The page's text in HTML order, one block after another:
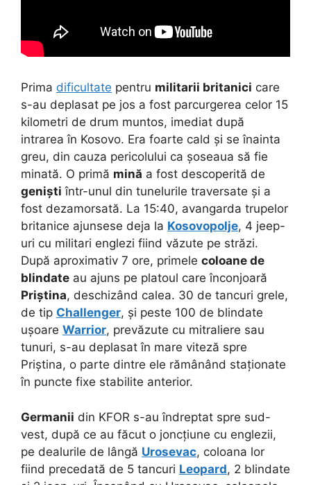
Prima dificultate pentru militarii britanici care
s-au deplasat pe jos a fost parcurgerea celor 15
kilometri de drum muntos, imediat după
intrarea în Kosovo. Era foarte cald și se înainta
greu, din cauza pericolului ca șoseaua să fie
minată. O primă mină a fost descoperită de
geniști într-unul din tunelurile traversate și a
fost dezamorsată. La 15:40, avangarda trupelor
britanice ajunsese deja la Kosovopolje, 4 jeep-
uri cu militari englezi fiind văzute pe străzi.
După aproximativ 7 ore, primele coloane de
blindate au ajuns pe platoul care înconjoară
Priștina, deschizând calea. 30 de tancuri grele,
de tip Challenger, și peste 100 de blindate
ușoare Warrior, prevăzute cu mitraliere sau
tunuri, s-au deplasat în mare viteză spre
Priștina, o parte dintre ele rămânând staționate
în puncte fixe stabilite anterior.
Germanii din KFOR s-au îndreptat spre sud-
vest, după ce au făcut o joncțiune cu englezii,
pe dealurile de lângă Urosevac, coloana lor
fiind precedată de 5 tancuri Leopard, 2 blindate